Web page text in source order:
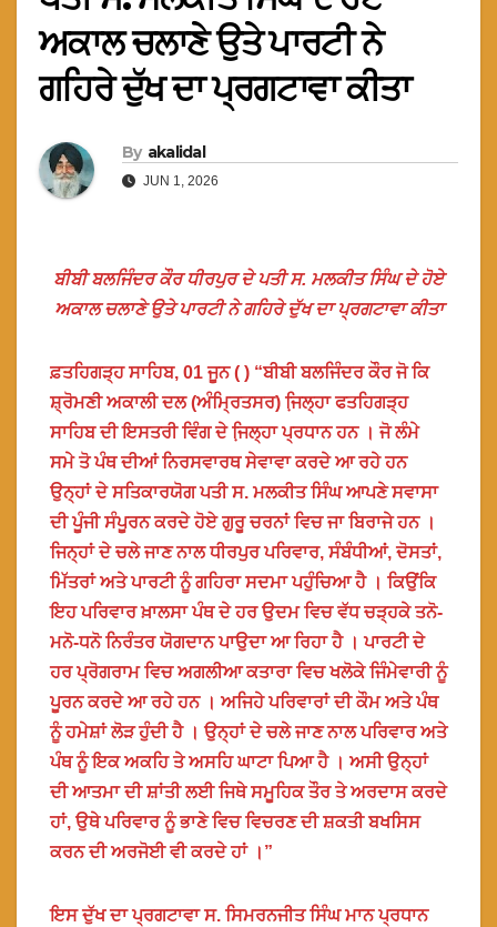
ਅਕਾਲ ਚਲਾਣੇ ਉਤੇ ਪਾਰਟੀ ਨੇ
ਗਹਿਰੇ ਦੁੱਖ ਦਾ ਪ੍ਰਗਟਾਵਾ ਕੀਤਾ
By akalidal
JUN 1, 2026
ਬੀਬੀ ਬਲਜਿੰਦਰ ਕੌਰ ਧੀਰਪੁਰ ਦੇ ਪਤੀ ਸ. ਮਲਕੀਤ ਸਿੰਘ ਦੇ ਹੋਏ
ਅਕਾਲ ਚਲਾਣੇ ਉਤੇ ਪਾਰਟੀ ਨੇ ਗਹਿਰੇ ਦੁੱਖ ਦਾ ਪ੍ਰਗਟਾਵਾ ਕੀਤਾ
ਫ਼ਤਹਿਗੜ੍ਹ ਸਾਹਿਬ, 01 ਜੂਨ ( ) “ਬੀਬੀ ਬਲਜਿੰਦਰ ਕੌਰ ਜੋ ਕਿ
ਸ਼੍ਰੋਮਣੀ ਅਕਾਲੀ ਦਲ (ਅੰਮ੍ਰਿਤਸਰ) ਜਿ਼ਲ੍ਹਾ ਫਤਹਿਗੜ੍ਹ
ਸਾਹਿਬ ਦੀ ਇਸਤਰੀ ਵਿੰਗ ਦੇ ਜਿ਼ਲ੍ਹਾ ਪ੍ਰਧਾਨ ਹਨ । ਜੋ ਲੰਮੇ
ਸਮੇ ਤੋ ਪੰਥ ਦੀਆਂ ਨਿਰਸਵਾਰਥ ਸੇਵਾਵਾ ਕਰਦੇ ਆ ਰਹੇ ਹਨ
ਉਨ੍ਹਾਂ ਦੇ ਸਤਿਕਾਰਯੋਗ ਪਤੀ ਸ. ਮਲਕੀਤ ਸਿੰਘ ਆਪਣੇ ਸਵਾਸਾ
ਦੀ ਪੂੰਜੀ ਸੰਪੂਰਨ ਕਰਦੇ ਹੋਏ ਗੁਰੂ ਚਰਨਾਂ ਵਿਚ ਜਾ ਬਿਰਾਜੇ ਹਨ ।
ਜਿਨ੍ਹਾਂ ਦੇ ਚਲੇ ਜਾਣ ਨਾਲ ਧੀਰਪੁਰ ਪਰਿਵਾਰ, ਸੰਬੰਧੀਆਂ, ਦੋਸਤਾਂ,
ਮਿੱਤਰਾਂ ਅਤੇ ਪਾਰਟੀ ਨੂੰ ਗਹਿਰਾ ਸਦਮਾ ਪਹੁੰਚਿਆ ਹੈ । ਕਿਉਂਕਿ
ਇਹ ਪਰਿਵਾਰ ਖ਼ਾਲਸਾ ਪੰਥ ਦੇ ਹਰ ਉਦਮ ਵਿਚ ਵੱਧ ਚੜ੍ਹਕੇ ਤਨੋ-
ਮਨੋ-ਧਨੋ ਨਿਰੰਤਰ ਯੋਗਦਾਨ ਪਾਉਦਾ ਆ ਰਿਹਾ ਹੈ । ਪਾਰਟੀ ਦੇ
ਹਰ ਪ੍ਰੋਗਰਾਮ ਵਿਚ ਅਗਲੀਆ ਕਤਾਰਾ ਵਿਚ ਖਲੋਕੇ ਜਿੰਮੇਵਾਰੀ ਨੂੰ
ਪੂਰਨ ਕਰਦੇ ਆ ਰਹੇ ਹਨ । ਅਜਿਹੇ ਪਰਿਵਾਰਾਂ ਦੀ ਕੌਮ ਅਤੇ ਪੰਥ
ਨੂੰ ਹਮੇਸ਼ਾਂ ਲੋੜ ਹੁੰਦੀ ਹੈ । ਉਨ੍ਹਾਂ ਦੇ ਚਲੇ ਜਾਣ ਨਾਲ ਪਰਿਵਾਰ ਅਤੇ
ਪੰਥ ਨੂੰ ਇਕ ਅਕਹਿ ਤੇ ਅਸਹਿ ਘਾਟਾ ਪਿਆ ਹੈ । ਅਸੀ ਉਨ੍ਹਾਂ
ਦੀ ਆਤਮਾ ਦੀ ਸ਼ਾਂਤੀ ਲਈ ਜਿਥੇ ਸਮੂਹਿਕ ਤੌਰ ਤੇ ਅਰਦਾਸ ਕਰਦੇ
ਹਾਂ, ਉਥੇ ਪਰਿਵਾਰ ਨੂੰ ਭਾਣੇ ਵਿਚ ਵਿਚਰਣ ਦੀ ਸ਼ਕਤੀ ਬਖਸਿਸ
ਕਰਨ ਦੀ ਅਰਜੋਈ ਵੀ ਕਰਦੇ ਹਾਂ ।”
ਇਸ ਦੁੱਖ ਦਾ ਪ੍ਰਗਟਾਵਾ ਸ. ਸਿਮਰਨਜੀਤ ਸਿੰਘ ਮਾਨ ਪ੍ਰਧਾਨ